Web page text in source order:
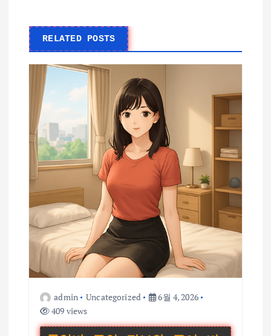
RELATED POSTS
admin Uncategorized
6월 4, 2026
409 views